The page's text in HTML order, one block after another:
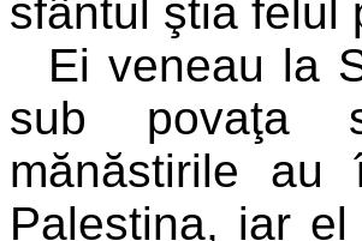
sfântul ştia felul
Ei veneau la
sub povaţa
mănăstirile
Palestina, iar